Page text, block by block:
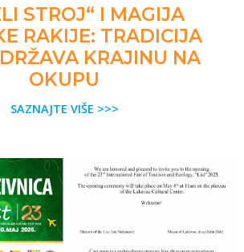
STROJ“ I MAGIJA
RAKIJE: TRADICIJA
KRAJINU NA
OKUPU
SAZNAJTE VIŠE >>>